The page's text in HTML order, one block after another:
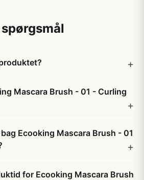
Mascara Brush - 01 - Curling
Ecooking Mascara Brush - 01
for Ecooking Mascara Brush